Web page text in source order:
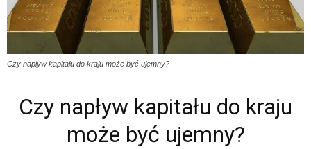
Czy napływ kapitału do kraju może być ujemny?
Czy napływ kapitału do kraju
może być ujemny?